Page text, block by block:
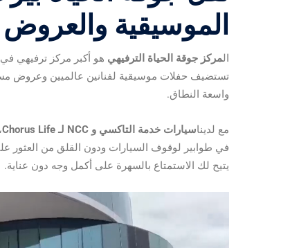
الموسيقية
المركز جوقة الحياة الترفيهي
تستضيف حفلات موسيقية لفنانين عالميين وعروض
واسعة النطاق.
مع لديناسيارات خدمة التاكسي و NCC لـ Chorus Life
في طوابير لوقوف السيارات ودون القلق من العثور
يتيح لك الاستمتاع بالسهرة على أكمل وجه دون عناية.